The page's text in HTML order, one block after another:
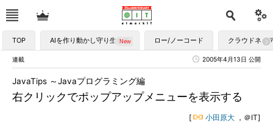
TOP AIを作り動かし守り生かす ロー/ノーコード クラウドネイ
連載 2005年4月13日 公開
右クリックでポップアップメニューを表示する
JavaTips ～Javaプログラミング編
[ 小田原大 ，＠IT]